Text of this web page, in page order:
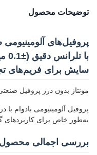
توضیحات محصول
پروفیل‌های
سایش برای فریم‌های
مونتاژ بدون درز پروفیل
پروفیل آلومینیومی بادوام
به‌طور خاص برای
بررسی اجمالی محصول